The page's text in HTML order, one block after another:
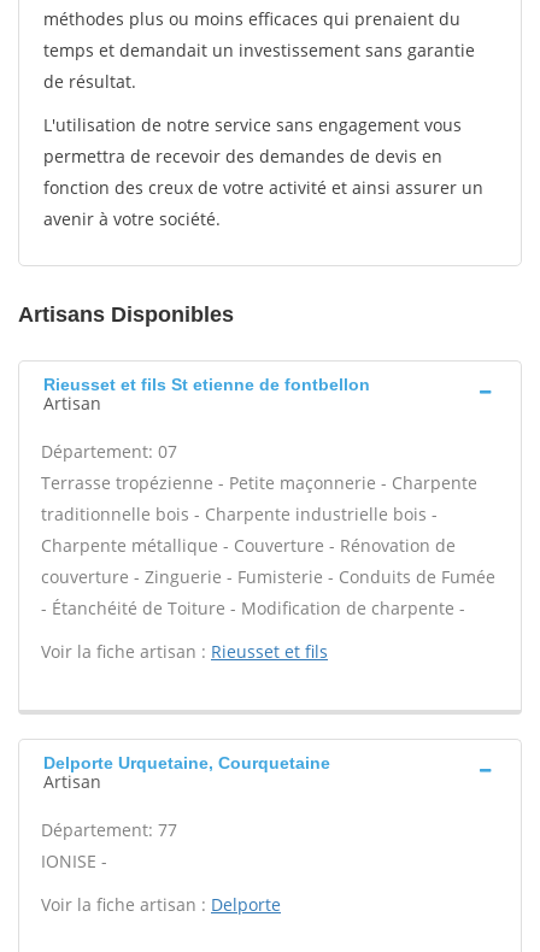
méthodes plus ou moins efficaces qui prenaient du
temps et demandait un investissement sans garantie
de résultat.
L'utilisation de notre service sans engagement vous
permettra de recevoir des demandes de devis en
fonction des creux de votre activité et ainsi assurer un
avenir à votre société.
Artisans Disponibles
Rieusset et fils St etienne de fontbellon
Artisan
Département: 07
Terrasse tropézienne - Petite maçonnerie - Charpente
traditionnelle bois - Charpente industrielle bois -
Charpente métallique - Couverture - Rénovation de
couverture - Zinguerie - Fumisterie - Conduits de Fumée
- Étanchéité de Toiture - Modification de charpente -
Voir la fiche artisan : Rieusset et fils
Delporte Urquetaine, Courquetaine
Artisan
Département: 77
IONISE -
Voir la fiche artisan : Delporte